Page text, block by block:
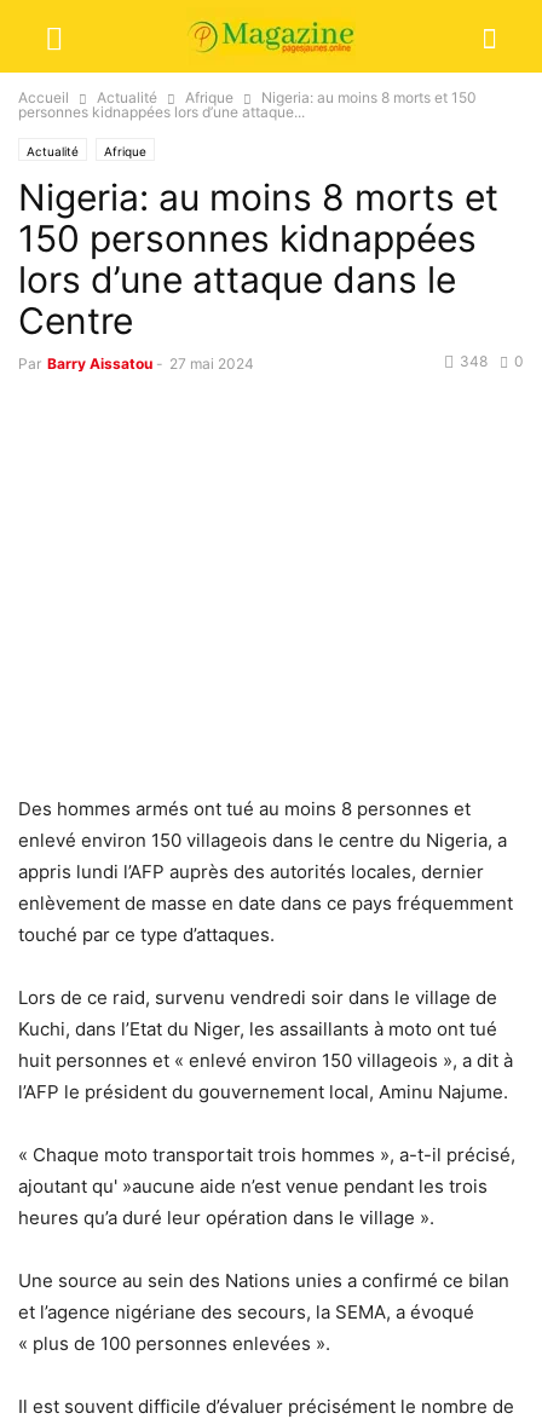
Accueil Actualité Afrique
Nigeria: au moins 8 morts et 150
personnes kidnappées lors d’une attaque...
Actualité Afrique
Nigeria: au moins 8 morts et
150 personnes kidnappées
lors d’une attaque dans le
Centre
Par Barry Aissatou - 27 mai 2024 0
348
Des hommes armés ont tué au moins 8 personnes et
enlevé environ 150 villageois dans le centre du Nigeria, a
appris lundi l’AFP auprès des autorités locales, dernier
enlèvement de masse en date dans ce pays fréquemment
touché par ce type d’attaques.
Lors de ce raid, survenu vendredi soir dans le village de
Kuchi, dans l’Etat du Niger, les assaillants à moto ont tué
huit personnes et « enlevé environ 150 villageois », a dit à
l’AFP le président du gouvernement local, Aminu Najume.
« Chaque moto transportait trois hommes », a-t-il précisé,
ajoutant qu' »aucune aide n’est venue pendant les trois
heures qu’a duré leur opération dans le village ».
Une source au sein des Nations unies a confirmé ce bilan
et l’agence nigériane des secours, la SEMA, a évoqué
« plus de 100 personnes enlevées ».
Il est souvent difficile d’évaluer précisément le nombre de